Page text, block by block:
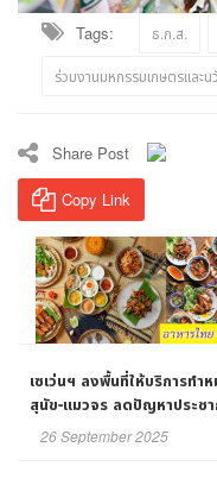
Tags: ธ.ก.ส.
ร่วมงานมหกรรมเกษตรและ
Share Post
Copy Link
เซเว่นฯ ลงพื้นที่ให้บริการทำ
สุนัข-แมวจร ลดปัญหาประช
สัตว์ในชุมชน สร้างชุมชนอุ่นใจ
อย่างยั่งยืน
26 September 2025